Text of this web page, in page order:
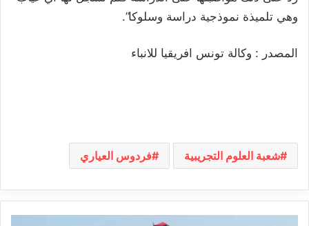
وهي تلميذة نموذجية دراسة وسلوكا”.
المصدر : وكالة تونس افريقيا للانباء
شعبة العلوم التجريبية فردوس العياري